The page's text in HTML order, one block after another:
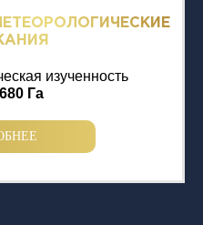
изученность
680 Га